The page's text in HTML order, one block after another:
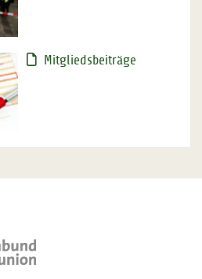
Mitgliedsbeiträge